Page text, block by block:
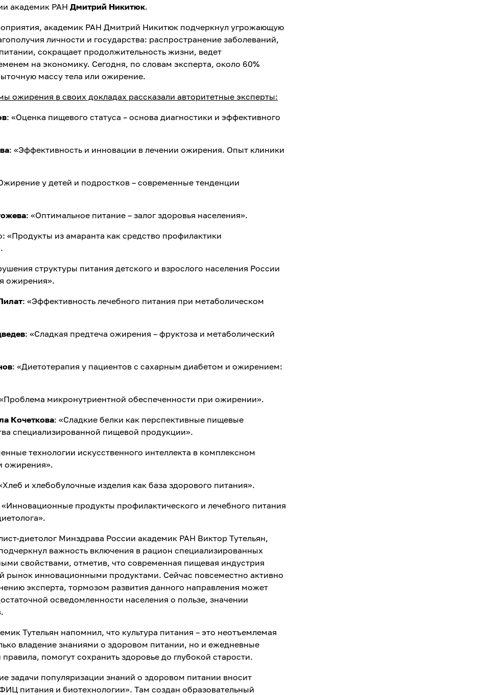
академик РАН Дмитрий Никитюк.
академик РАН Дмитрий Никитюк подчеркнул угрожающую
личности и государства: распространение заболеваний,
сокращает продолжительность жизни, ведет
на экономику. Сегодня, по словам эксперта, около 60%
массу тела или ожирение.
ожирения в своих докладах рассказали авторитетные эксперты:
: «Оценка пищевого статуса – основа диагностики и эффективного
: «Эффективность и инновации в лечении ожирения. Опыт клиники
у детей и подростков – современные тенденции
: «Оптимальное питание – залог здоровья населения».
«Продукты из амаранта как средство профилактики
структуры питания детского и взрослого населения России
ожирения».
: «Эффективность лечебного питания при метаболическом
: «Сладкая предтеча ожирения – фруктоза и метаболический
: «Диетотерапия у пациентов с сахарным диабетом и ожирением:
микронутриентной обеспеченности при ожирении».
Кочеткова: «Сладкие белки как перспективные пищевые
специализированной пищевой продукции».
технологии искусственного интеллекта в комплексном
ожирения».
и хлебобулочные изделия как база здорового питания».
«Инновационные продукты профилактического и лечебного питания
диетолог Минздрава России академик РАН Виктор Тутельян,
важность включения в рацион специализированных
свойствами, отметив, что современная пищевая индустрия
рынок инновационными продуктами. Сейчас повсеместно активно
эксперта, тормозом развития данного направления может
осведомленности населения о пользе, значении
Тутельян напомнил, что культура питания – это неотъемлемая
владение знаниями о здоровом питании, но и ежедневные
помогут сохранить здоровье до глубокой старости.
задачи популяризации знаний о здоровом питании вносит
питания и биотехнологии». Там создан образовательный